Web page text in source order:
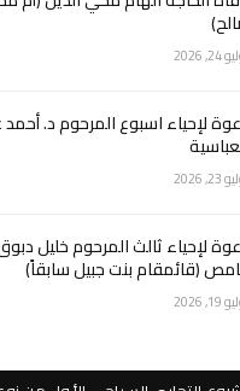
2026
لإحياء اسبوع المرحوم د.
2026
لإحياء ثالث المرحوم خليل
(قائمقام بنت جبيل سابقاً)
2026